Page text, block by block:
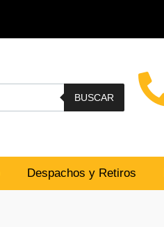
BUSCAR
Despachos y Retiros